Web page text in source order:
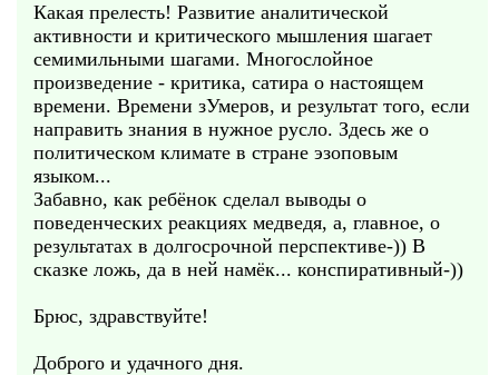
Какая прелесть! Развитие аналитической
активности и критического мышления шагает
семимильными шагами. Многослойное
произведение - критика, сатира о настоящем
времени. Времени зУмеров, и результат того, если
направить знания в нужное русло. Здесь же о
политическом климате в стране эзоповым
языком...
Забавно, как ребёнок сделал выводы о
поведенческих реакциях медведя, а, главное, о
результатах в долгосрочной перспективе-)) В
сказке ложь, да в ней намёк... конспиративный-))
Брюс, здравствуйте!
Доброго и удачного дня.